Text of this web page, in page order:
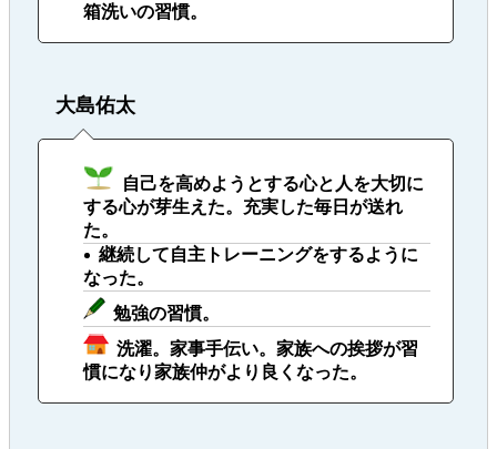
箱洗いの習慣。
大島佑太
自己を高めようとする心と人を大切に
する心が芽生えた。充実した毎日が送れ
た。
継続して自主トレーニングをするように
なった。
勉強の習慣。
洗濯。家事手伝い。家族への挨拶が習
慣になり家族仲がより良くなった。